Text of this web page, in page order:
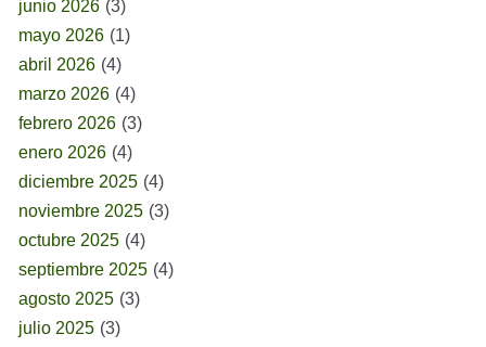
junio 2026 (3)
mayo 2026 (1)
abril 2026 (4)
marzo 2026 (4)
febrero 2026 (3)
enero 2026 (4)
diciembre 2025 (4)
noviembre 2025 (3)
octubre 2025 (4)
septiembre 2025 (4)
agosto 2025 (3)
julio 2025 (3)